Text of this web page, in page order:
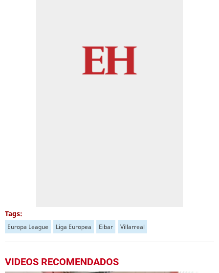
Tags:
Europa League Liga Europea Eibar Villarreal
VIDEOS RECOMENDADOS